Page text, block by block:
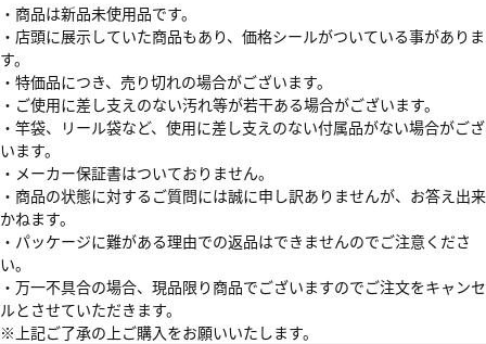
・商品は新品未使用品です。
・店頭に展示していた商品もあり、価格シールがついている事がありま
す。
・特価品につき、売り切れの場合がございます。
・ご使用に差し支えのない汚れ等が若干ある場合がございます。
・竿袋、リール袋など、使用に差し支えのない付属品がない場合がござ
います。
・メーカー保証書はついておりません。
・商品の状態に対するご質問には誠に申し訳ありませんが、お答え出来
かねます。
・パッケージに難がある理由での返品はできませんのでご注意くださ
い。
・万一不具合の場合、現品限り商品でございますのでご注文をキャンセ
ルとさせていただきます。
※上記ご了承の上ご購入をお願いいたします。